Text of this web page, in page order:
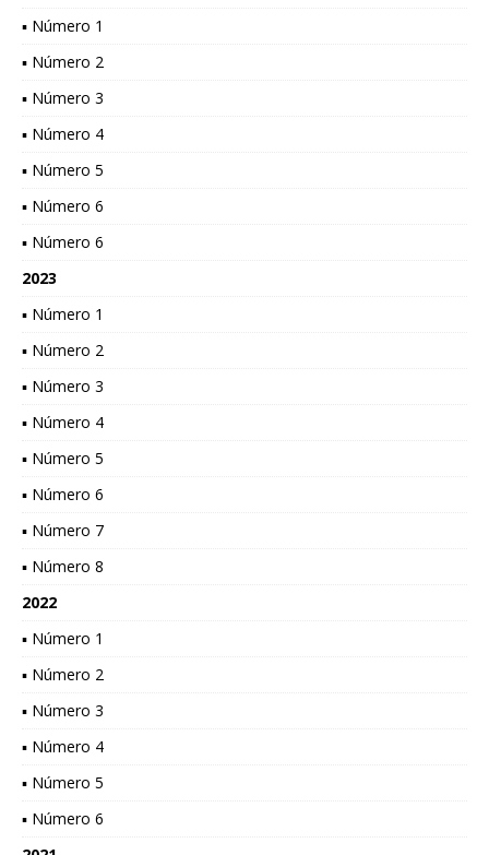
▪ Número 1
▪ Número 2
▪ Número 3
▪ Número 4
▪ Número 5
▪ Número 6
▪ Número 6
2023
▪ Número 1
▪ Número 2
▪ Número 3
▪ Número 4
▪ Número 5
▪ Número 6
▪ Número 7
▪ Número 8
2022
▪ Número 1
▪ Número 2
▪ Número 3
▪ Número 4
▪ Número 5
▪ Número 6